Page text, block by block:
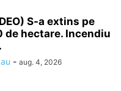
S-a extins pe
de hectare. Incendiu
- aug. 4, 2026